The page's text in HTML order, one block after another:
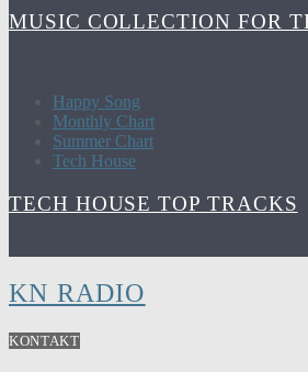
MUSIC COLLECTION FOR
Happy Song
Monthly Chart
Summer Chart
Tech House
TECH HOUSE TOP TRACKS
KN RADIO
KONTAKT